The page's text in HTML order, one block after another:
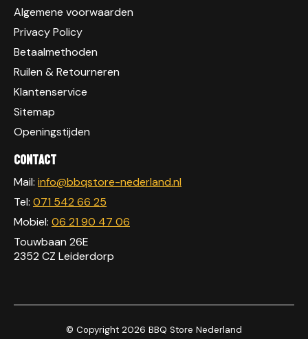
Algemene voorwaarden
Privacy Policy
Betaalmethoden
Ruilen & Retourneren
Klantenservice
Sitemap
Openingstijden
Contact
Mail: info@bbqstore-nederland.nl
Tel: 071 542 66 25
Mobiel: 06 21 90 47 06
Touwbaan 26E
2352 CZ Leiderdorp
© Copyright 2026 BBQ Store Nederland